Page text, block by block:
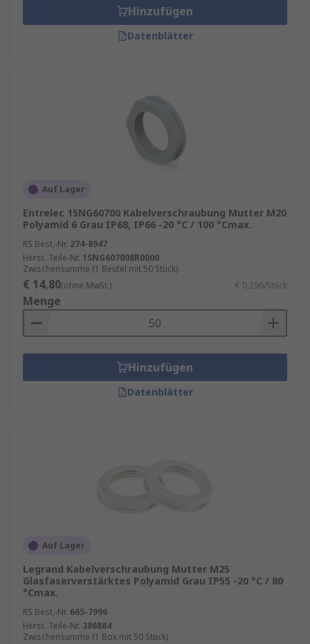
Hinzufügen
Datenblätter
Auf Lager
Entrelec 1SNG60700 Kabelverschraubung Mutter M20
Polyamid 6 Grau IP68, IP66 -20 °C / 100 °Cmax.
RS Best.-Nr. 274-8947
Herst. Teile-Nr. 1SNG607008R0000
Zwischensumme (1 Beutel mit 50 Stück)
€ 14,80(ohne MwSt.) € 0,296/Stück
Menge
Hinzufügen
Datenblätter
Auf Lager
Legrand Kabelverschraubung Mutter M25
Glasfaserverstärktes Polyamid Grau IP55 -20 °C / 80
°Cmax.
RS Best.-Nr. 665-7996
Herst. Teile-Nr. 386884
Zwischensumme (1 Box mit 50 Stück)